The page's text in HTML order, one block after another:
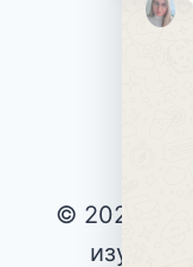
© 2026